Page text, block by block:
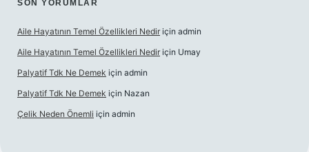
SON YORUMLAR
Aile Hayatının Temel Özellikleri Nedir için admin
Aile Hayatının Temel Özellikleri Nedir için Umay
Palyatif Tdk Ne Demek için admin
Palyatif Tdk Ne Demek için Nazan
Çelik Neden Önemli için admin